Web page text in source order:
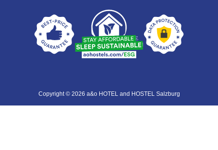
Copyright © 2026 a&o HOTEL and HOSTEL Salzburg